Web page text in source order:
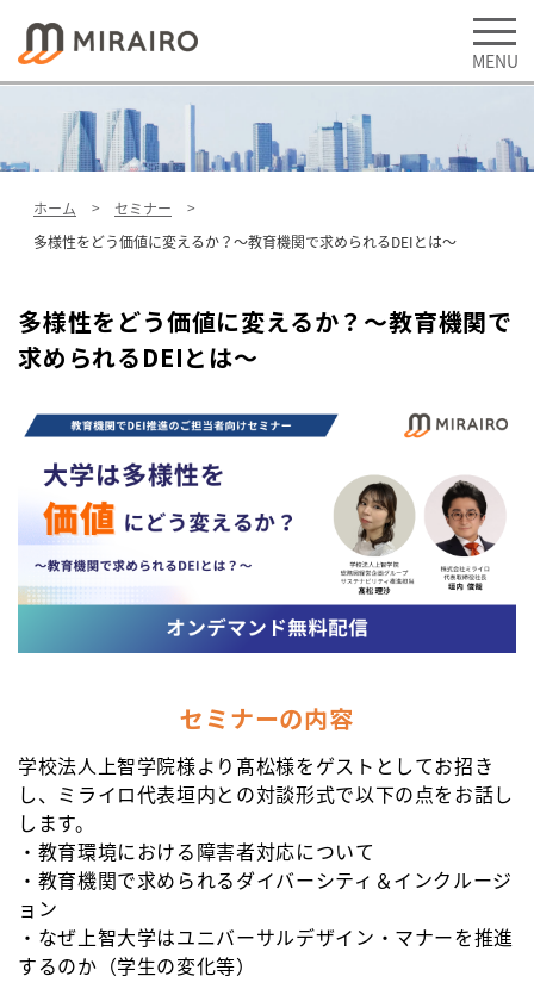
ホーム
セミナー
多様性をどう価値に変えるか？～教育機関で求められるDEIとは～
多様性をどう価値に変えるか？～教育機関で
求められるDEIとは～
セミナーの内容
学校法人上智学院様より髙松様をゲストとしてお招き
し、ミライロ代表垣内との対談形式で以下の点をお話し
します。
・教育環境における障害者対応について
・教育機関で求められるダイバーシティ＆インクルージ
ョン
・なぜ上智大学はユニバーサルデザイン・マナーを推進
するのか（学生の変化等）